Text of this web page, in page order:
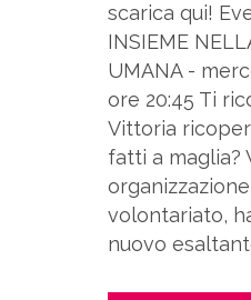
scarica qui!
INSIEME
UMANA -
ore 20:45 Ti
Vittoria
fatti a maglia?
volontariato,
nuovo